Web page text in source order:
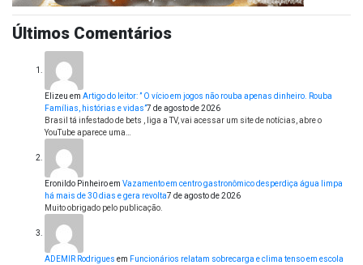
Últimos Comentários
Elizeu em Artigo do leitor: ” O vício em jogos não rouba apenas dinheiro. Rouba
Famílias, histórias e vidas”7 de agosto de 2026
Brasil tá infestado de bets , liga a TV, vai acessar um site de notícias, abre o
YouTube aparece uma…
Eronildo Pinheiroem Vazamento em centro gastronômico desperdiça água limpa
há mais de 30 dias e gera revolta7 de agosto de 2026
Muito obrigado pelo publicação.
ADEMIR Rodrigues em Funcionários relatam sobrecarga e clima tenso em escola